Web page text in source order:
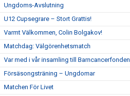
Ungdoms-Avslutning
U12 Cupsegrare – Stort Grattis!
Varmt Välkommen, Colin Bolgakov!
Matchdag: Välgörenhetsmatch
Var med i vår insamling till Barncancerfonden
Försäsongsträning – Ungdomar
Matchen För Livet